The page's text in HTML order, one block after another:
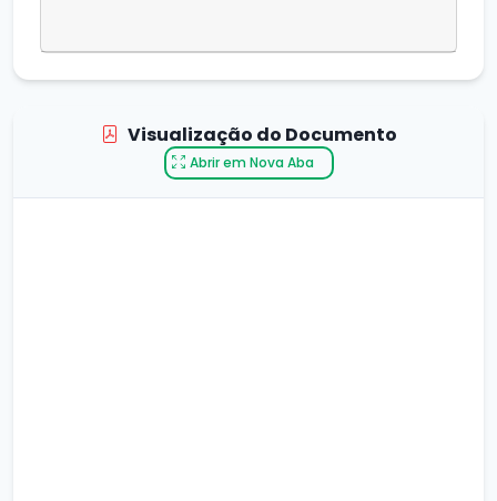
Visualização do Documento
Abrir em Nova Aba